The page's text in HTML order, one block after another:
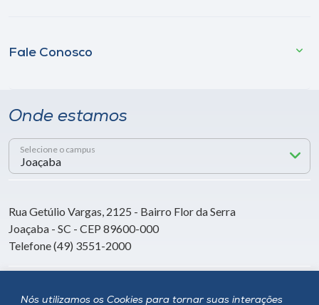
Nós utilizamos os Cookies para tornar suas interações
Fale Conosco
Onde estamos
Selecione o campus
Rua Getúlio Vargas, 2125 - Bairro Flor da Serra
Joaçaba - SC - CEP 89600-000
Telefone (49) 3551-2000
Siga a Unoesc